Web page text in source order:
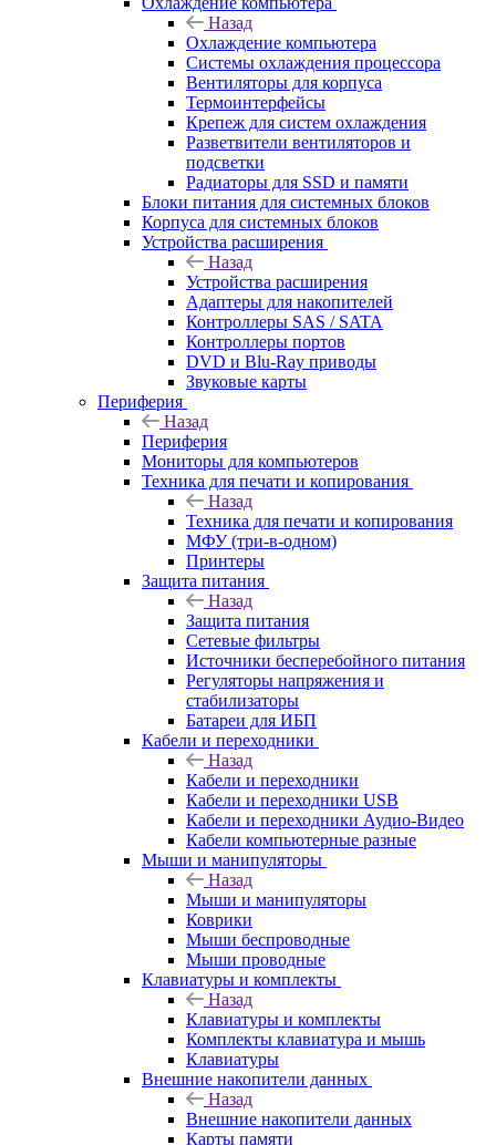
Назад
Охлаждение компьютера
Системы охлаждения процессора
Вентиляторы для корпуса
Термоинтерфейсы
Крепеж для систем охлаждения
Разветвители вентиляторов и
подсветки
Радиаторы для SSD и памяти
Блоки питания для системных блоков
Корпуса для системных блоков
Устройства расширения
Назад
Устройства расширения
Адаптеры для накопителей
Контроллеры SAS / SATA
Контроллеры портов
DVD и Blu-Ray приводы
Звуковые карты
Периферия
Назад
Периферия
Мониторы для компьютеров
Техника для печати и копирования
Назад
Техника для печати и копирования
МФУ (три-в-одном)
Принтеры
Защита питания
Назад
Защита питания
Сетевые фильтры
Источники бесперебойного питания
Регуляторы напряжения и
стабилизаторы
Батареи для ИБП
Кабели и переходники
Назад
Кабели и переходники
Кабели и переходники USB
Кабели и переходники Аудио-Видео
Кабели компьютерные разные
Мыши и манипуляторы
Назад
Мыши и манипуляторы
Коврики
Мыши беспроводные
Мыши проводные
Клавиатуры и комплекты
Назад
Клавиатуры и комплекты
Комплекты клавиатура и мышь
Клавиатуры
Внешние накопители данных
Назад
Внешние накопители данных
Карты памяти